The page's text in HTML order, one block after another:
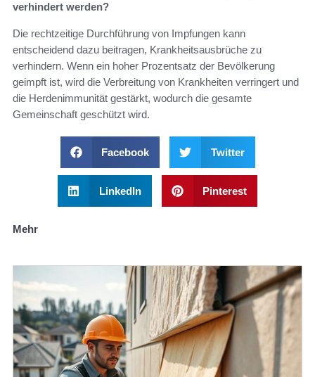
verhindert werden?
Die rechtzeitige Durchführung von Impfungen kann
entscheidend dazu beitragen, Krankheitsausbrüche zu
verhindern. Wenn ein hoher Prozentsatz der Bevölkerung
geimpft ist, wird die Verbreitung von Krankheiten verringert und
die Herdenimmunität gestärkt, wodurch die gesamte
Gemeinschaft geschützt wird.
Facebook Twitter
LinkedIn Pinterest
Mehr